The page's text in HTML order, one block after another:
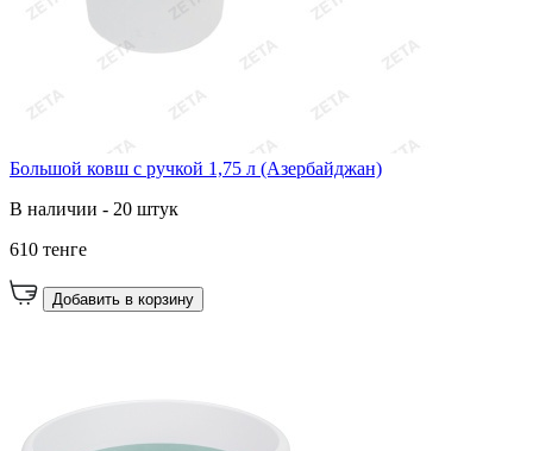
Большой ковш с ручкой 1,75 л (Азербайджан)
В наличии - 20 штук
610 тенге
Добавить в корзину